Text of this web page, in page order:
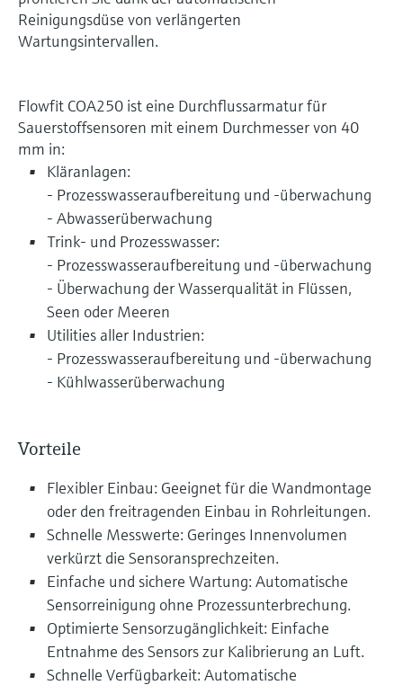
Reinigungsdüse von verlängerten
Wartungsintervallen.
Flowfit COA250 ist eine Durchflussarmatur für
Sauerstoffsensoren mit einem Durchmesser von 40
mm in:
Kläranlagen:
- Prozesswasseraufbereitung und -überwachung
- Abwasserüberwachung
Trink- und Prozesswasser:
- Prozesswasseraufbereitung und -überwachung
- Überwachung der Wasserqualität in Flüssen,
Seen oder Meeren
Utilities aller Industrien:
- Prozesswasseraufbereitung und -überwachung
- Kühlwasserüberwachung
Vorteile
Flexibler Einbau: Geeignet für die Wandmontage
oder den freitragenden Einbau in Rohrleitungen.
Schnelle Messwerte: Geringes Innenvolumen
verkürzt die Sensoransprechzeiten.
Einfache und sichere Wartung: Automatische
Sensorreinigung ohne Prozessunterbrechung.
Optimierte Sensorzugänglichkeit: Einfache
Entnahme des Sensors zur Kalibrierung an Luft.
Schnelle Verfügbarkeit: Automatische